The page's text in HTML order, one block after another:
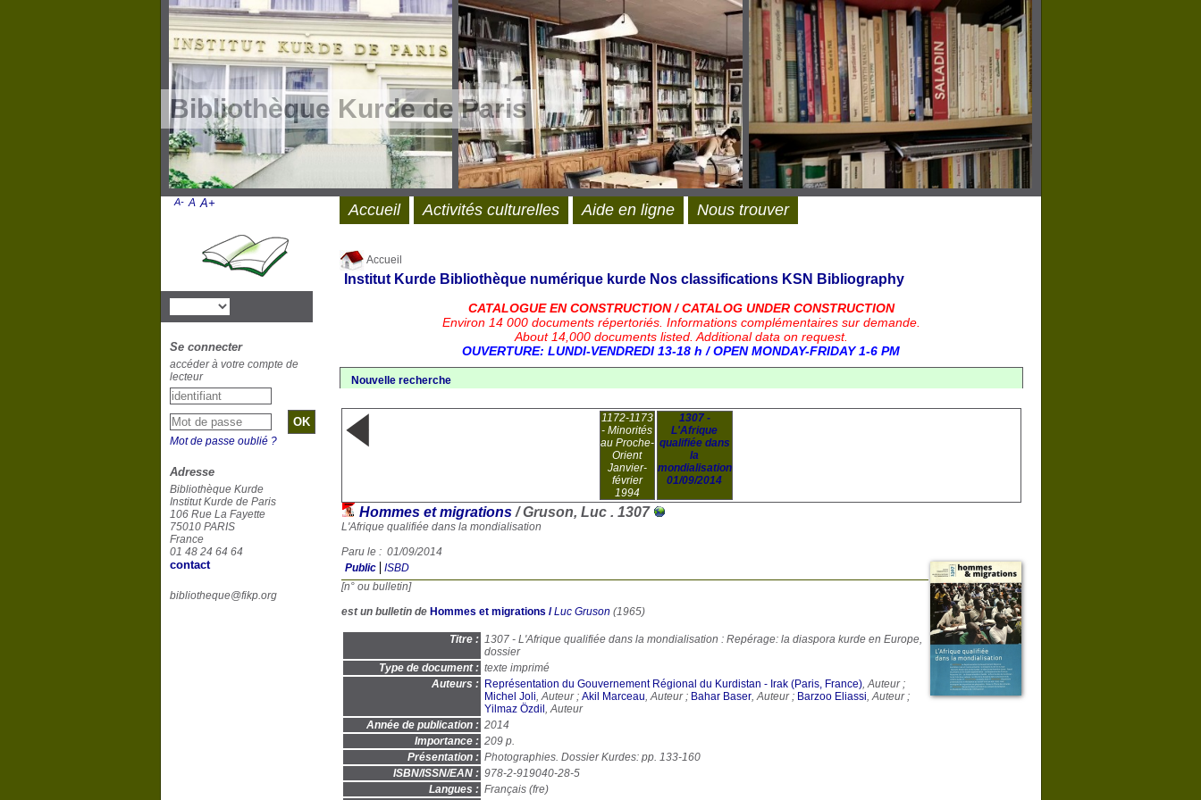
Bibliothèque Kurde de Paris
Accueil
Institut Kurde Bibliothèque numérique kurde Nos classifications KSN Bibliography
CATALOGUE EN CONSTRUCTION / CATALOG UNDER CONSTRUCTION
Environ 14 000 documents répertoriés. Informations complémentaires sur demande.
About 14,000 documents listed. Additional data on request.
OUVERTURE: LUNDI-VENDREDI 13-18 h / OPEN MONDAY-FRIDAY 1-6 PM
Nouvelle recherche
1172-1173
- Minorités
au Proche-
Orient
Janvier-
février
1994
1307 -
L'Afrique
qualifiée dans
la
mondialisation
01/09/2014
Hommes et migrations/ Gruson, Luc . 1307
L'Afrique qualifiée dans la mondialisation
Paru le : 01/09/2014
Public
ISBD
[n° ou bulletin]
est un bulletin de Hommes et migrations /Luc Gruson (1965)
Titre : 1307 - L'Afrique qualifiée dans la mondialisation : Repérage: la diaspora kurde en Europe,
dossier
Type de document : texte imprimé
Auteurs :
Représentation du Gouvernement Régional du Kurdistan - Irak (Paris, France), Auteur ;
Michel Joli, Auteur ; Akil Marceau, Auteur ; Bahar Baser, Auteur ; Barzoo Eliassi, Auteur ;
Yilmaz Özdil , Auteur
Année de publication : 2014
Importance : 209 p.
Présentation : Photographies. Dossier Kurdes: pp. 133-160
ISBN/ISSN/EAN : 978-2-919040-28-5
Langues : Français (fre)
Accueil Activités culturelles Aide en ligne Nous trouver
A- A A+
Se connecter
accéder à votre compte de
lecteur
Mot de passe oublié ?
Adresse
Bibliothèque Kurde
Institut Kurde de Paris
106 Rue La Fayette
75010 PARIS
France
01 48 24 64 64
contact
bibliotheque@fikp.org